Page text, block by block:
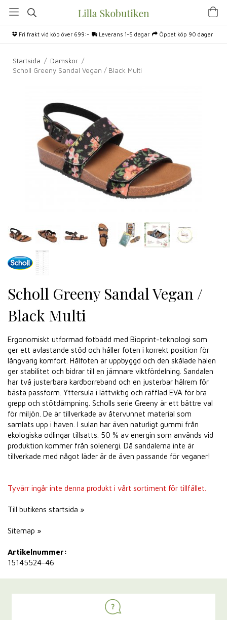
Fri frakt vid köp över 699:- Leverans 1-5 dagar Öppet köp 90 dagar
Startsida / Damskor /
Scholl Greeny Sandal Vegan / Black Multi
Scholl Greeny Sandal Vegan /
Black Multi
Ergonomiskt utformad fotbädd med Bioprint-teknologi som
ger ett avlastande stöd och håller foten i korrekt position för
långvarig komfort. Hålfoten är uppbyggd och den skålade hälen
ger stabilitet och bidrar till en jämnare viktfördelning. Sandalen
har två justerbara kardborreband och en justerbar hälrem för
bästa passform. Yttersula i lättviktig och räfflad EVA för bra
grepp och stötdämpning. Scholls serie Greeny är ett bättre val
för miljön. De är tillverkade av återvunnet material som
samlats upp i haven. I sulan har även naturligt gummi från
ekologiska odlingar tillsatts. 50 % av energin som används vid
produktion kommer från solenergi. Då sandalerna inte är
tillverkade med något läder är de även passande för veganer!
Tyvärr ingår inte denna produkt i vårt sortiment för tillfället.
Till butikens startsida »
Sitemap »
Artikelnummer:
15145524-46